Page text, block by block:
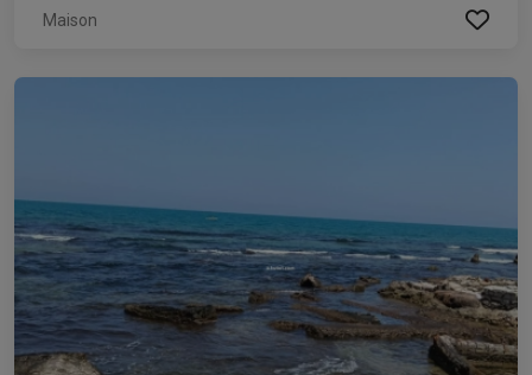
Maison